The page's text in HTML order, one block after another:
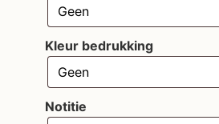
Kleur bedrukking
Notitie